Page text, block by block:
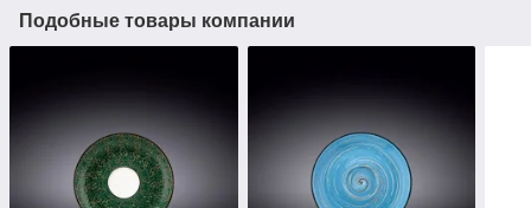
Подобные товары компании